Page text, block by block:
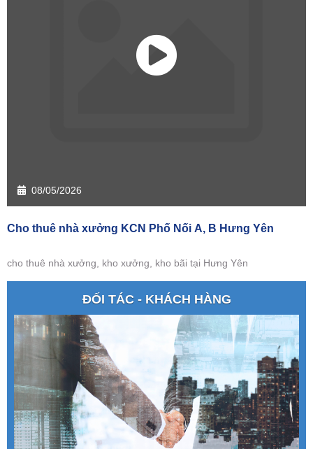
08/05/2026
Cho thuê nhà xưởng KCN Phố Nối A, B Hưng Yên
cho thuê nhà xưởng, kho xưởng, kho bãi tại Hưng Yên
ĐỐI TÁC - KHÁCH HÀNG